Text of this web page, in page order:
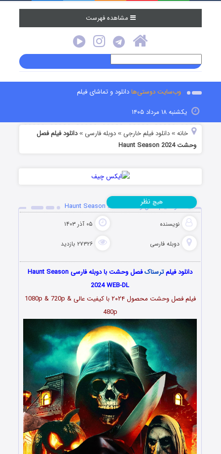
مشاهده فهرست
وب‌سایت دوستی‌هادانلود و تماشای فیلم
یکشنبه ۱۸ مرداد ۱۴۰۵
خانه »دانلود فیلم خارجی »دوبله فارسی »دانلود فیلم فصل
وحشت Haunt Season 2024
دانلود فیلم فصل وحشت Haunt Season 2024
نویسنده ۰۵ آذر ۱۴۰۳
دوبله فارسی ۲۷۳۲۶ بازدید
هیچ نظر
دانلود فیلمترسناک
فصل وحشت با دوبله فارسی Haunt Season
2024 WEB-DL
فیلم فصل وحشت محصول ۲۰۲۴ با کیفیت عالی 1080p & 720p &
480p